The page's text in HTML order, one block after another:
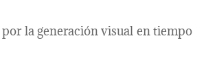
la generación visual en tiempo